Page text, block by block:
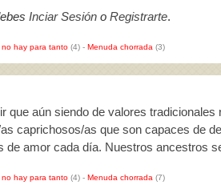
Inciar Sesión o Registrarte.
no hay para tanto (4) - Menuda chorrada (3)
que aún siendo de valores
caprichosos/as que son capaces de
de amor cada día. Nuestros ancestros
no hay para tanto (4) - Menuda chorrada (7)